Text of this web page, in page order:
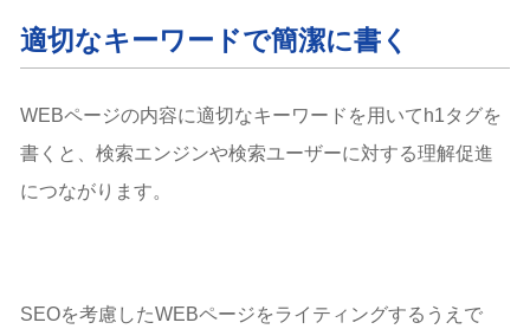
適切なキーワードで簡潔に書く
WEBページの内容に適切なキーワードを用いてh1タグを
書くと、検索エンジンや検索ユーザーに対する理解促進
につながります。
SEOを考慮したWEBページをライティングするうえで